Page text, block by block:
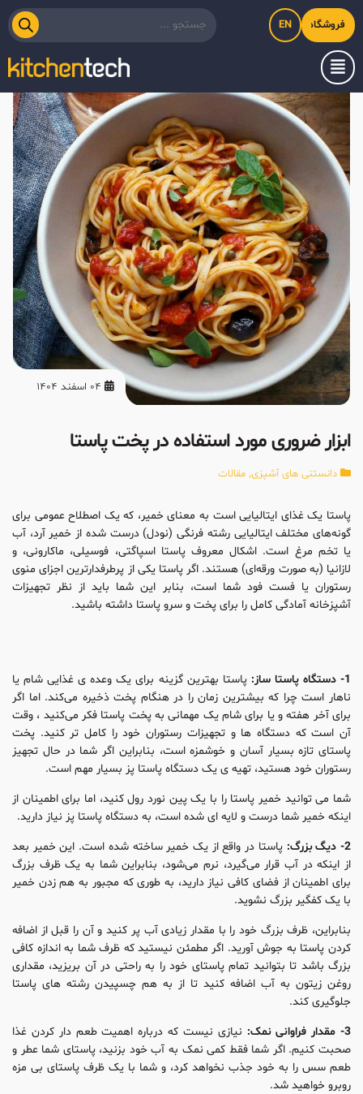
فروشگاه اینترنتی کیت‌لاین
EN
ابزار ضروری مورد استفاده در پخت پاستا
دانستنی های آشپزی, مقالات
پاستا یک غذای ایتالیایی است به معنای خمیر، که یک اصطلاح عمومی برای
گونه‌های مختلف ایتالیایی رشته فرنگی (نودل) درست شده از خمیر آرد، آب
یا تخم مرغ است. اشکال معروف پاستا اسپاگتی، فوسیلی، ماکارونی، و
لازانیا (به صورت ورقه‌ای) هستند. اگر پاستا یکی از پرطرفدارترین اجزای منوی
رستوران یا فست فود شما است، بنابر این شما باید از نظر تجهیزات
آشپزخانه آمادگی کامل را برای پخت و سرو پاستا داشته باشید.
1- دستگاه پاستا ساز:
پاستا بهترین گزینه برای یک وعده ی غذایی شام یا
ناهار است چرا که بیشترین زمان را در هنگام پخت ذخیره می‌کند. اما اگر
برای آخر هفته و یا برای شام یک مهمانی به پخت پاستا فکر می‌کنید ، وقت
آن است که دستگاه ها و تجهیزات رستوران خود را کامل تر کنید. پخت
پاستای تازه بسیار آسان و خوشمزه است، بنابراین اگر شما در حال تجهیز
رستوران خود هستید، تهیه ی یک دستگاه پاستا پز بسیار مهم است.
شما می توانید خمیر پاستا را با یک پین نورد رول کنید، اما برای اطمینان از
اینکه خمیر شما درست و لایه ای شده است، به دستگاه پاستا پز نیاز دارید.
2- دیگ بزرگ:
پاستا در واقع از یک خمیر ساخته شده است. این خمیر بعد
از اینکه در آب قرار می‌گیرد، نرم می‌شود، بنابراین شما به یک ظرف بزرگ
برای اطمینان از فضای کافی نیاز دارید، به طوری که مجبور به هم زدن خمیر
با یک کفگیر بزرگ نشوید.
بنابراین، ظرف بزرگ خود را با مقدار زیادی آب پر کنید و آن را قبل از اضافه
کردن پاستا به جوش آورید. اگر مطمئن نیستید که ظرف شما به اندازه کافی
بزرگ باشد تا بتوانید تمام پاستای خود را به راحتی در آن بریزید، مقداری
روغن زیتون به آب اضافه کنید تا از به هم چسپیدن رشته‌ های پاستا
جلوگیری کند.
3- مقدار فراوانی نمک:
نیازی نیست که درباره اهمیت طعم‌ دار کردن غذا
صحبت کنیم. اگر شما فقط کمی نمک به آب خود بزنید، پاستای شما عطر و
طعم سس را به خود جذب نخواهد کرد، و شما با یک ظرف پاستای بی مزه
روبرو خواهید شد.